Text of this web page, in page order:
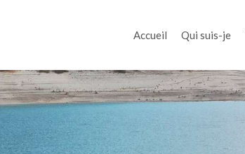
Accueil Qui suis-je